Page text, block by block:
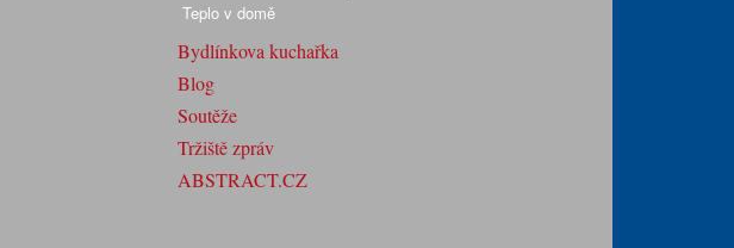
Teplo v domě
Bydlínkova kuchařka
Blog
Soutěže
Tržiště zpráv
ABSTRACT.CZ